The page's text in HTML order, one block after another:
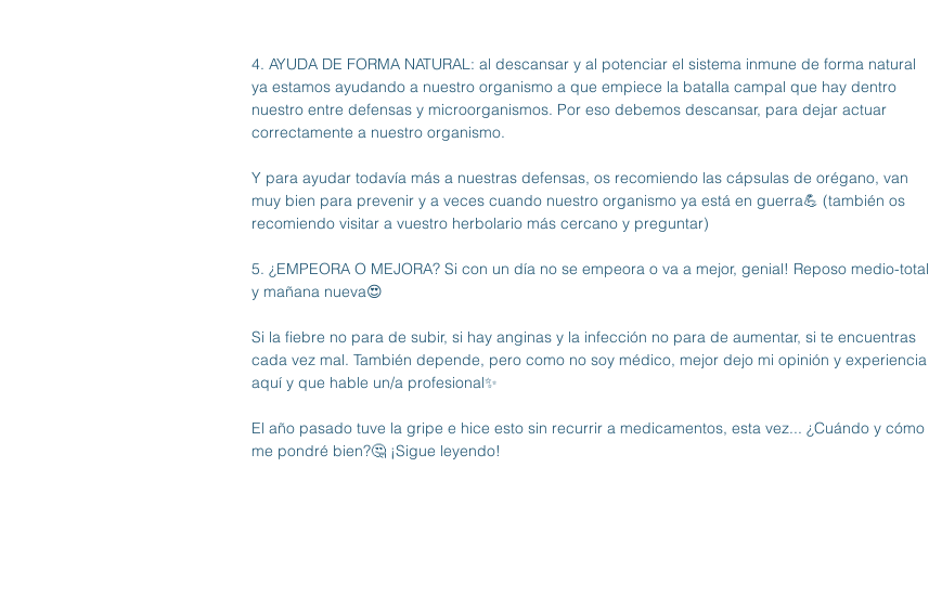
4. AYUDA DE FORMA NATURAL: al descansar y al potenciar el sistema inmune de forma natural
ya estamos ayudando a nuestro organismo a que empiece la batalla campal que hay dentro
nuestro entre defensas y microorganismos. Por eso debemos descansar, para dejar actuar
correctamente a nuestro organismo.
Y para ayudar todavía más a nuestras defensas, os recomiendo las cápsulas de orégano, van
muy bien para prevenir y a veces cuando nuestro organismo ya está en guerra💪 (también os
recomiendo visitar a vuestro herbolario más cercano y preguntar)
5. ¿EMPEORA O MEJORA? Si con un día no se empeora o va a mejor, genial! Reposo medio-total
y mañana nueva😍
Si la fiebre no para de subir, si hay anginas y la infección no para de aumentar, si te encuentras
cada vez mal. También depende, pero como no soy médico, mejor dejo mi opinión y experiencia
aquí y que hable un/a profesional✨
El año pasado tuve la gripe e hice esto sin recurrir a medicamentos, esta vez... ¿Cuándo y cómo
me pondré bien?🤔 ¡Sigue leyendo!